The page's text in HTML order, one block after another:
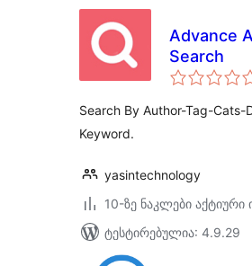
Advance
Search
Search By Author-Tag-Cats-
Keyword.
yasintechnology
10-ზე ნაკლები აქტიური
ტესტირებულია: 4.9.29